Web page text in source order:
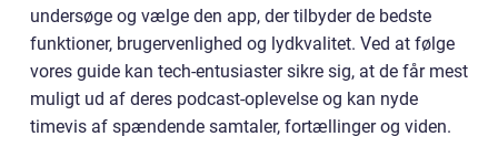
undersøge og vælge den app, der tilbyder de bedste
funktioner, brugervenlighed og lydkvalitet. Ved at følge
vores guide kan tech-entusiaster sikre sig, at de får mest
muligt ud af deres podcast-oplevelse og kan nyde
timevis af spændende samtaler, fortællinger og viden.